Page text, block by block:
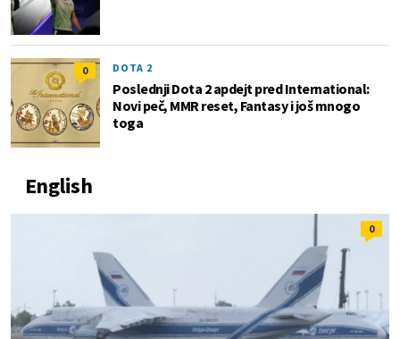
0 DOTA 2
Poslednji Dota 2 apdejt pred International:
Novi peč, MMR reset, Fantasy i još mnogo
toga
English
0